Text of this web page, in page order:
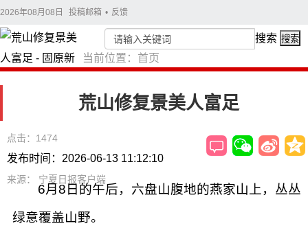
2026年08月08日 投稿邮箱 • 反馈
当前位置： 首页
搜索 搜索
荒山修复景美人富足
点击：1474
发布时间：2026-06-13 11:12:10
来源： 宁夏日报客户端
6月8日的午后，六盘山腹地的燕家山上，丛丛
绿意覆盖山野。